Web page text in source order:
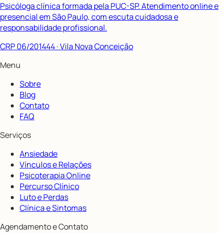
Psicóloga clínica formada pela PUC-SP. Atendimento online e
presencial em São Paulo, com escuta cuidadosa e
responsabilidade profissional.
CRP 06/201444· Vila Nova Conceição
Menu
Sobre
Blog
Contato
FAQ
Serviços
Ansiedade
Vínculos e Relações
Psicoterapia Online
Percurso Clínico
Luto e Perdas
Clínica e Sintomas
Agendamento e Contato